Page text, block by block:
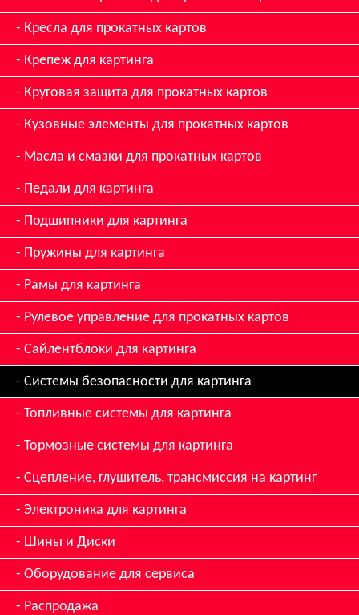
Кресла для прокатных картов
Крепеж для картинга
Круговая защита для прокатных картов
Кузовные элементы для прокатных картов
Масла и смазки для прокатных картов
Педали для картинга
Подшипники для картинга
Пружины для картинга
Рамы для картинга
Рулевое управление для прокатных картов
Сайлентблоки для картинга
Системы безопасности для картинга
Топливные системы для картинга
Тормозные системы для картинга
Сцепление, глушитель, трансмиссия на картинг
Электроника для картинга
Шины и Диски
Оборудование для сервиса
Распродажа